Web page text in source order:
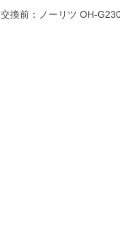
交換前：ノーリツ OH-